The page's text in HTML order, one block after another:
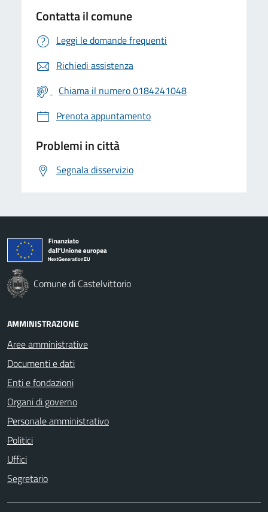
Contatta il comune
Leggi le domande frequenti
Richiedi assistenza
Chiama il numero 0184241048
Prenota appuntamento
Problemi in città
Segnala disservizio
Comune di Castelvittorio
AMMINISTRAZIONE
Aree amministrative
Documenti e dati
Enti e fondazioni
Organi di governo
Personale amministrativo
Politici
Uffici
Segretario